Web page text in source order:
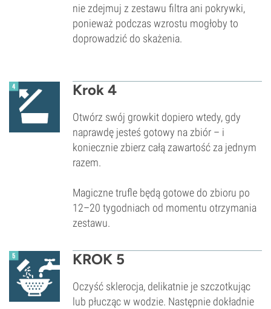
nie zdejmuj z zestawu filtra ani pokrywki,
ponieważ podczas wzrostu mogłoby to
doprowadzić do skażenia.
Krok 4
Otwórz swój growkit dopiero wtedy, gdy
naprawdę jesteś gotowy na zbiór – i
koniecznie zbierz całą zawartość za jednym
razem.
Magiczne trufle będą gotowe do zbioru po
12–20 tygodniach od momentu otrzymania
zestawu.
KROK 5
Oczyść sklerocja, delikatnie je szczotkując
lub płucząc w wodzie. Następnie dokładnie